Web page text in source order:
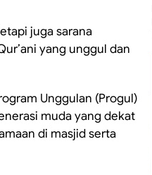
juga sarana
yang unggul dan
Unggulan (Progul)
muda yang dekat
di masjid serta